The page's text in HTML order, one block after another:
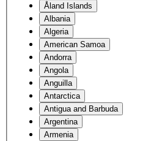
Åland Islands
Albania
Algeria
American Samoa
Andorra
Angola
Anguilla
Antarctica
Antigua and Barbuda
Argentina
Armenia